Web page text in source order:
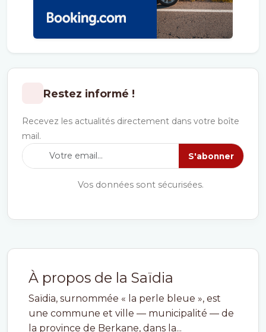
À propos de la Saïdia
Saïdia, surnommée « la perle bleue », est
une commune et ville — municipalité — de
la province de Berkane, dans la...
Restez informé !
Recevez les actualités directement dans votre boîte
mail.
S'abonner
Vos données sont sécurisées.